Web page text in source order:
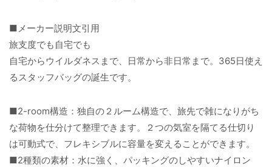
■メーカー説明文引用
旅支度でも自宅でも
自宅からウイルダネスまで、日常から非日常まで。365日使え
るスタッフバッグの誕生です。
■2-room構造：独自の２ルーム構造で、旅先で雑になりがち
な荷物を仕分けて整理できます。２つの気室を隔てる仕切り
は可動式で、フレキシブルに容量を変えることができます。
■2種類の素材：水に強く、パッキングのしやすいナイロン